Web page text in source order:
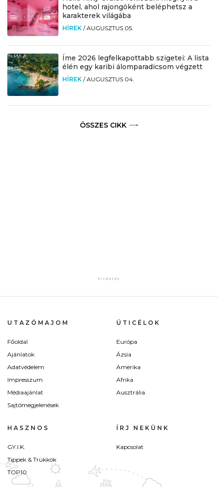
hotel, ahol rajongóként beléphetsz a
karakterek világába
HÍREK /AUGUSZTUS 05.
Íme 2026 legfelkapottabb szigetei: A lista
élén egy karibi álomparadicsom végzett
HÍREK /AUGUSZTUS 04.
ÖSSZES CIKK
UTAZÓMAJOM
Főoldal
Ajánlatok
Adatvédelem
Impresszum
Médiaajánlat
Sajtómegjelenések
ÚTICÉLOK
Európa
Ázsia
Amerika
Afrika
Ausztrália
HASZNOS
GY.I.K.
Tippek & Trükkök
TOP10
ÍRJ NEKÜNK
Kapcsolat